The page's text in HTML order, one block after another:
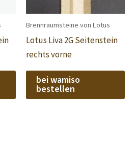
Brennraumsteine von Lotus
Lotus Liva 2G Seitenstein
rechts vorne
bei wamiso
bestellen